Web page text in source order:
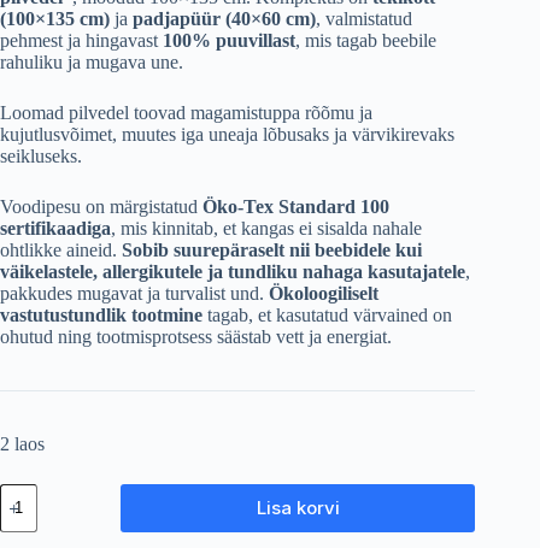
(100×135 cm) ja padjapüür (40×60 cm), valmistatud
pehmest ja hingavast 100% puuvillast, mis tagab beebile
rahuliku ja mugava une.
Loomad pilvedel toovad magamistuppa rõõmu ja
kujutlusvõimet, muutes iga uneaja lõbusaks ja värvikirevaks
seikluseks.
Voodipesu on märgistatud Öko-Tex Standard 100
sertifikaadiga, mis kinnitab, et kangas ei sisalda nahale
ohtlikke aineid. Sobib suurepäraselt nii beebidele kui
väikelastele, allergikutele ja tundliku nahaga kasutajatele,
pakkudes mugavat ja turvalist und. Ökoloogiliselt
vastutustundlik tootmine tagab, et kasutatud värvained on
ohutud ning tootmisprotsess säästab vett ja energiat.
2 laos
Puuvillane
voodipesu
„Loomad
Lisa korvi